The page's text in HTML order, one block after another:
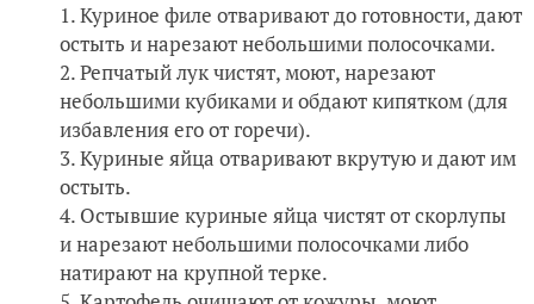
Куриное филе отваривают до готовности, дают
остыть и нарезают небольшими полосочками.
Репчатый лук чистят, моют, нарезают
небольшими кубиками и обдают кипятком (для
избавления его от горечи).
Куриные яйца отваривают вкрутую и дают им
остыть.
Остывшие куриные яйца чистят от скорлупы
и нарезают небольшими полосочками либо
натирают на крупной терке.